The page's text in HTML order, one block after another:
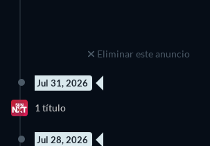
Eliminar este anuncio
Jul 31, 2026
1 título
Jul 28, 2026